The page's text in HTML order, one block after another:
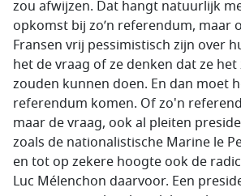
zou afwijzen. Dat hangt natuurlijk
opkomst bij zo’n referendum, maar
Fransen vrij pessimistisch zijn over
het de vraag of ze denken dat ze
zouden kunnen doen. En dan moet
referendum komen. Of zo'n
maar de vraag, ook al pleiten
zoals de nationalistische Marine le
en tot op zekere hoogte ook de
Luc Mélenchon daarvoor. Een